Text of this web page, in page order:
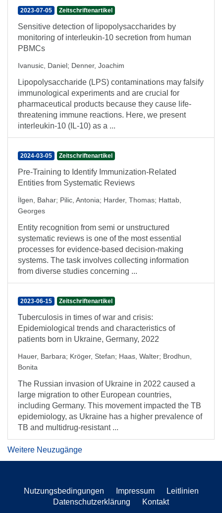
2023-07-05 Zeitschriftenartikel
Sensitive detection of lipopolysaccharides by
monitoring of interleukin-10 secretion from human
PBMCs
Ivanusic, Daniel; Denner, Joachim
Lipopolysaccharide (LPS) contaminations may falsify
immunological experiments and are crucial for
pharmaceutical products because they cause life-
threatening immune reactions. Here, we present
interleukin-10 (IL-10) as a ...
2024-03-05 Zeitschriftenartikel
Pre-Training to Identify Immunization-Related
Entities from Systematic Reviews
İlgen, Bahar; Pilic, Antonia; Harder, Thomas; Hattab,
Georges
Entity recognition from semi or unstructured
systematic reviews is one of the most essential
processes for evidence-based decision-making
systems. The task involves collecting information
from diverse studies concerning ...
2023-06-15 Zeitschriftenartikel
Tuberculosis in times of war and crisis:
Epidemiological trends and characteristics of
patients born in Ukraine, Germany, 2022
Hauer, Barbara; Kröger, Stefan; Haas, Walter; Brodhun,
Bonita
The Russian invasion of Ukraine in 2022 caused a
large migration to other European countries,
including Germany. This movement impacted the TB
epidemiology, as Ukraine has a higher prevalence of
TB and multidrug-resistant ...
Weitere Neuzugänge
Nutzungsbedingungen Impressum
Leitlinien
Datenschutzerklärung
Kontakt